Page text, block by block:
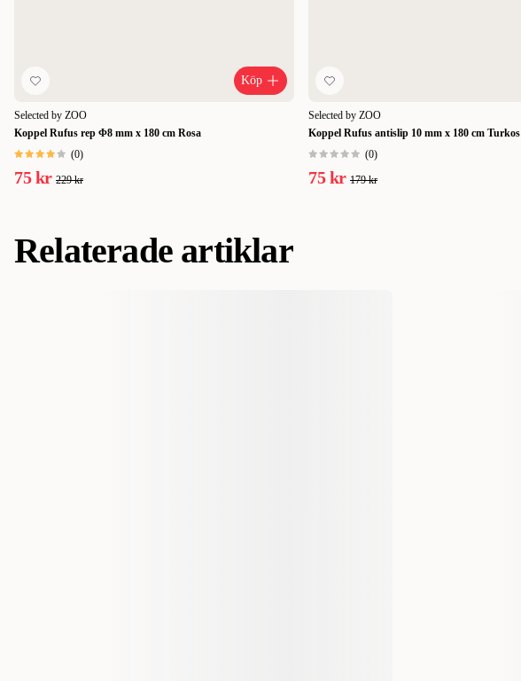
Köp
Selected by ZOO
Koppel Rufus rep Φ8 mm x 180 cm Rosa
(0)
75 kr 229 kr
Selected by ZOO
Koppel Rufus antislip 10 mm x 180 cm Turkos
(0)
75 kr 179 kr
Relaterade artiklar